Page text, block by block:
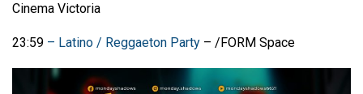
Cinema Victoria
23:59 – Latino / Reggaeton Party – /FORM Space